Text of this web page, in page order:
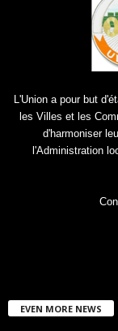
L'Union a pour but
les Villes et les
d'harmoniser
l'Administration
EVEN MORE NEWS